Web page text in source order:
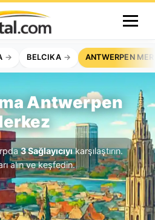
BELCIKA ANTWERPEN
Antwerpen
3 Sağlayıcıyıkarşılaştırın.
alın ve keşfedin.